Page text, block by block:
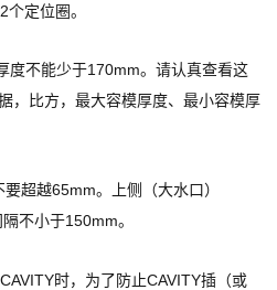
定位圈。
度不能少于170mm。请认真查看这
，比方，最大容模厚度、最小容模厚
超越65mm。上侧（大水口）
不小于150mm。
时，为了防止CAVITY插（或